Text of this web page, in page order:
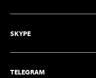
SKYPE
TELEGRAM